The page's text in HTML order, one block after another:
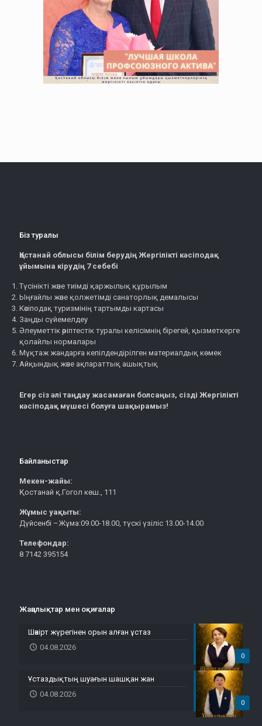
Біз туралы
Қостанай облысы білім берудің Жергілікті кәсіподақ
ұйымына кірудің 7 себебі
Түсінікті және тиімді қаржылық құрылым
Ыңғайлы және қолжетімді санаторлық демалысы
Кәсіподақ туризмінің тартымды картасы
Заңды сүйемелдеу
Әлеуметтік әріптестік туралы келісімнің бірегей, қызметкерге
қолайлы нормалары
Мұқтаж жандарға кепілдендірілген материалдық көмек
Айқындық және ақпараттық ашықтық
Егер сіз әлі таңдау жасамаған болсаңыз, сізді Жергілікті
кәсіподақ мүшесі болуға шақырамыз!
Байланыстар
Мекен-жайы:
Қостанай қ.Гогол көш., 111
Жұмыс уақыты:
Дүйсенбі –Жұма:09.00-18.00, түскі үзіліс 13.00-14.00
Телефондар:
8 7142 395154
Жаңалықтар мен оқиғалар
0
Шәкірт жүрегінен орын алған ұстаз
04.08.2026
0
Ұстаздықтың шуағын шашқан жан
04.08.2026